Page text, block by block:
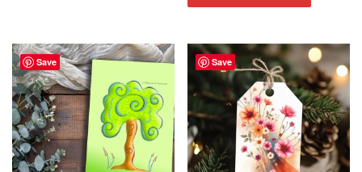
Save Save